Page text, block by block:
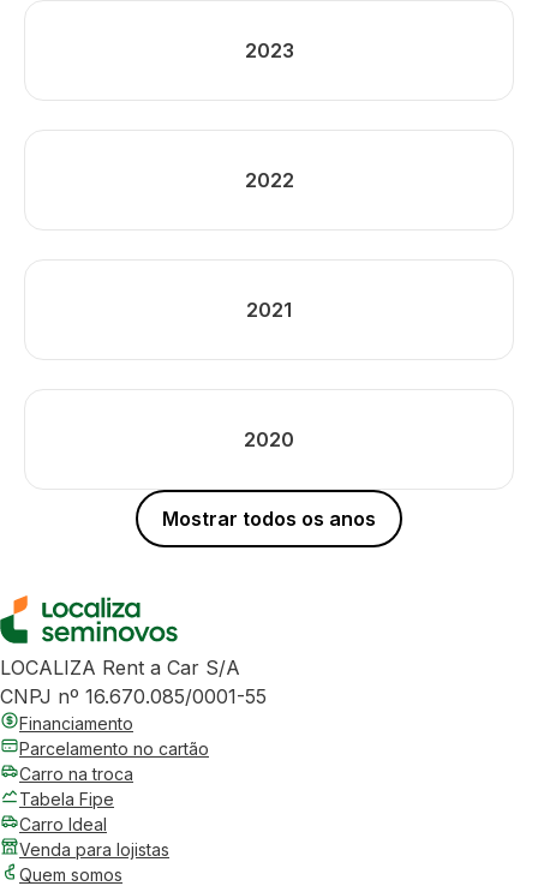
2023
2022
2021
2020
Mostrar todos os anos
LOCALIZA Rent a Car S/A
CNPJ nº 16.670.085/0001-55
Financiamento
Parcelamento no cartão
Carro na troca
Tabela Fipe
Carro Ideal
Venda para lojistas
Quem somos